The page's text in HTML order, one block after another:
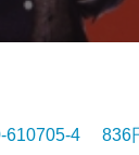
610705-4